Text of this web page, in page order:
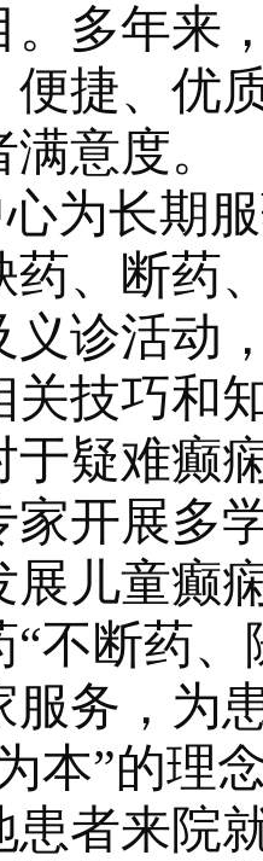
。多年来
便捷、优
意度。
为长期
药、断药
义诊活动
关技巧和
于疑难癫
家开展多
展儿童癫
“不断药
服务，为
本”的理
患者来院